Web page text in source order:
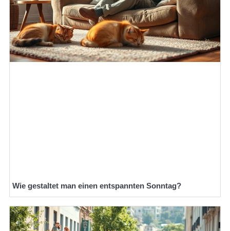
Wie gestaltet man einen entspannten Sonntag?